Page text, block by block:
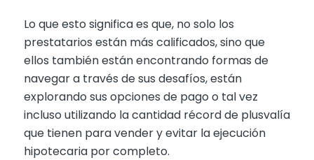
Lo que esto significa es que, no solo los
prestatarios están más calificados, sino que
ellos también están encontrando formas de
navegar a través de sus desafíos, están
explorando sus opciones de pago o tal vez
incluso utilizando la cantidad récord de plusvalía
que tienen para vender y evitar la ejecución
hipotecaria por completo.